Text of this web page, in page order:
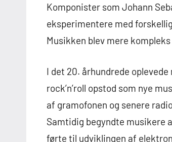
Komponister som Johann
eksperimentere med
Musikken blev mere
I det 20. århundrede
rock’n’roll opstod som nye
af gramofonen og senere
Samtidig begyndte musikere
førte til udviklingen af